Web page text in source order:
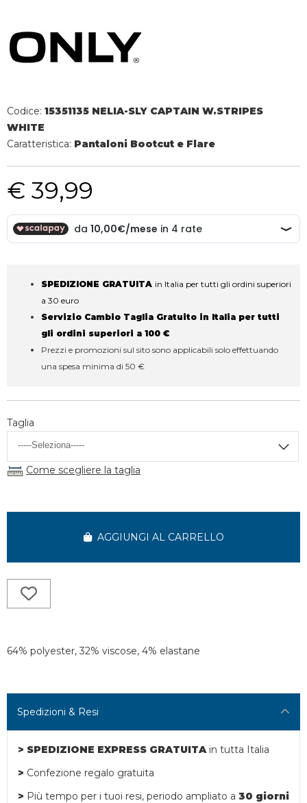
Codice: 15351135 NELIA-SLY CAPTAIN W.STRIPES
WHITE
Caratteristica: Pantaloni Bootcut e Flare
€ 39,99
SPEDIZIONE GRATUITA in Italia per tutti gli ordini superiori
a 30 euro
Servizio Cambio Taglia Gratuito in Italia per tutti
gli ordini superiori a 100 €
Prezzi e promozioni sul sito sono applicabili solo effettuando
una spesa minima di 50 €
Taglia
Come scegliere la taglia
AGGIUNGI AL CARRELLO
64% polyester, 32% viscose, 4% elastane
Spedizioni & Resi
> SPEDIZIONE EXPRESS GRATUITAin tutta Italia
> Confezione regalo gratuita
> Più tempo per i tuoi resi, periodo ampliato a 30 giorni